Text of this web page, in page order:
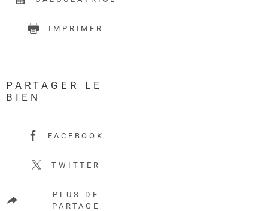
IMPRIMER
PARTAGER LE
BIEN
FACEBOOK
TWITTER
PLUS DE
PARTAGE